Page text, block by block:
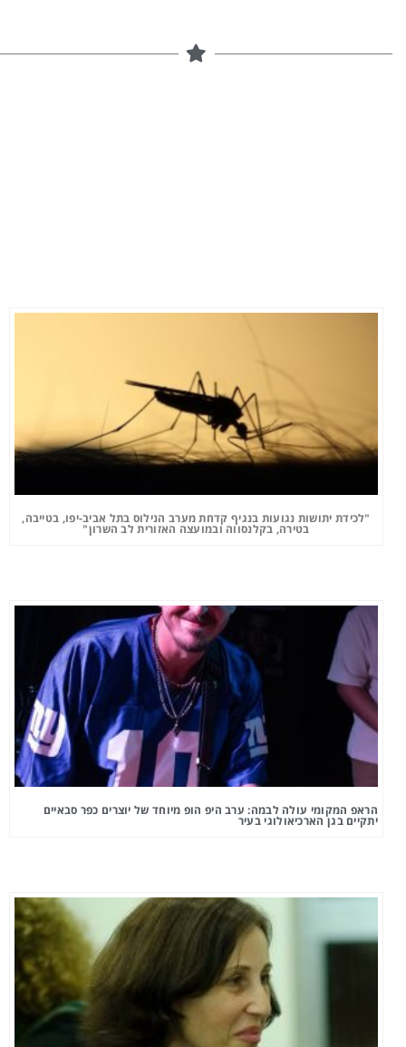
"לכידת יתושות נגועות בנגיף קדחת מערב הנילוס בתל אביב-יפו, בטייבה,
בטירה, בקלנסווה ובמועצה האזורית לב השרון"
הראפ המקומי עולה לבמה: ערב היפ הופ מיוחד של יוצרים כפר סבאיים
יתקיים בגן הארכיאולוגי בעיר